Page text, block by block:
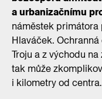
a urbanizačnímu
náměstek primátora
Hlaváček.
Troju a z východu
tak může
i kilometry od centra.